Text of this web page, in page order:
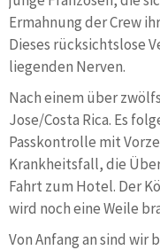
Ermahnung der Crew
Dieses rücksichtslose
liegenden Nerven.
Nach einem über
Jose/Costa Rica. Es
Passkontrolle mit
Krankheitsfall, die
Fahrt zum Hotel. Der
wird noch eine Weile
Von Anfang an sind wir